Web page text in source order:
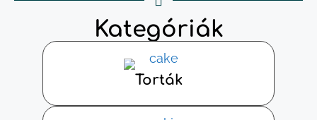
Kategóriák
Torták